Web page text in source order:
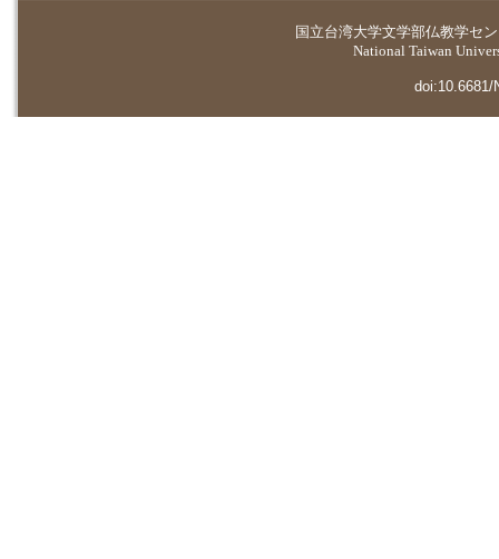
国立台湾大学文学部仏教学セ
National Taiwan
doi:10.6681/